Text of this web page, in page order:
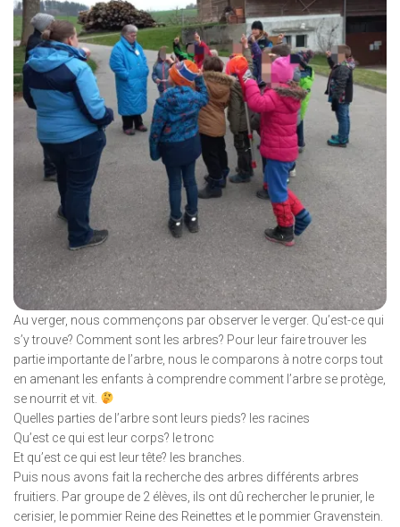
Au verger, nous commençons par observer le verger. Qu’est-ce qui
s’y trouve? Comment sont les arbres? Pour leur faire trouver les
partie importante de l’arbre, nous le comparons à notre corps tout
en amenant les enfants à comprendre comment l’arbre se protège,
se nourrit et vit.
Quelles parties de l’arbre sont leurs pieds? les racines
Qu’est ce qui est leur corps? le tronc
Et qu’est ce qui est leur tête? les branches.
Puis nous avons fait la recherche des arbres différents arbres
fruitiers. Par groupe de 2 élèves, ils ont dû rechercher le prunier, le
cerisier, le pommier Reine des Reinettes et le pommier Gravenstein.